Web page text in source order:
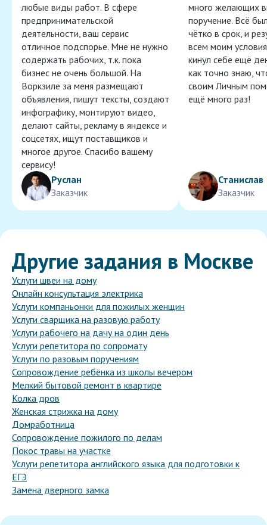
любые виды работ. В сфере
предпринимательской
деятельности, ваш сервис
отличное подспорье. Мне не нужно
содержать рабочих, т.к. пока
бизнес не очень большой. На
Воркзиле за меня размещают
объявления, пишут тексты, создают
инфографику, монтируют видео,
делают сайты, рекламу в яндексе и
соцсетях, ищут поставщиков и
многое другое. Спасибо вашему
сервису!
Руслан
Заказчик
много желающих
поручение. Всё
чётко в срок, и
всем моим
кинул себе ещё
как точно знаю,
своим Личным
ещё много раз!
Станислав
Заказчик
Другие задания в Москве
Услуги швеи на дому
Онлайн консультация электрика
Услуги компаньонки для пожилых женщин
Услуги сварщика на разовую работу
Услуги рабочего на дачу на один день
Услуги репетитора по сопромату
Услуги по разовым поручениям
Сопровождение ребёнка из школы вечером
Мелкий бытовой ремонт в квартире
Колка дров
Женская стрижка на дому
Домработница
Сопровождение пожилого по делам
Покос травы на участке
Услуги репетитора английского языка для подготовки к
ЕГЭ
Замена дверного замка